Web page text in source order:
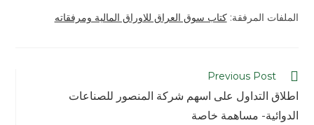
الملفات المرفقة:كتاب سوق العراق للاوراق المالية ومرفقاته
Previous Post
اطلاق التداول على اسهم شركة المنصور للصناعات
الدوائية- مساهمة خاصة